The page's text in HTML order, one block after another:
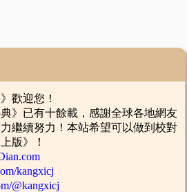
歡迎您！
已有十餘載，感謝全球各地網友
繼續努力！本站希望可以做到校對
版》！
kangxicj
@kangxicj